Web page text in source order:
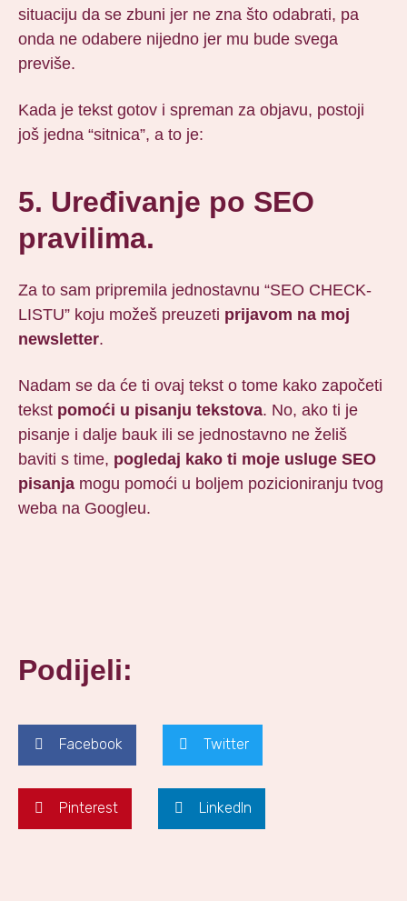
situaciju da se zbuni jer ne zna što odabrati, pa
onda ne odabere nijedno jer mu bude svega
previše.
Kada je tekst gotov i spreman za objavu, postoji
još jedna “sitnica”, a to je:
5. Uređivanje po SEO
pravilima.
Za to sam pripremila jednostavnu “SEO CHECK-
LISTU” koju možeš preuzeti prijavom na moj
newsletter.
Nadam se da će ti ovaj tekst o tome kako započeti
tekst pomoći u pisanju tekstova. No, ako ti je
pisanje i dalje bauk ili se jednostavno ne želiš
baviti s time, pogledaj kako ti moje usluge SEO
pisanja mogu pomoći u boljem pozicioniranju tvog
weba na Googleu.
Podijeli:
Facebook Twitter
Pinterest LinkedIn